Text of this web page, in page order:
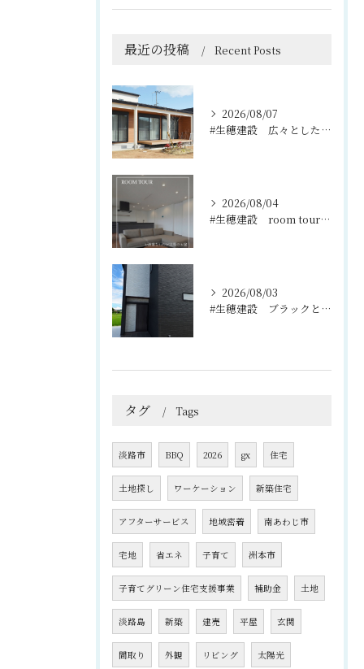
最近の投稿 Recent Posts
2026/08/07
#生穂建設 広々としたウッドデッキは、室内と庭を繋ぐ心地よい...
2026/08/04
#生穂建設 room tour🏠
2026/08/03
#生穂建設 ブラックとグレーのコントラストがスタイリッシュな...
タグ Tags
淡路市 BBQ 2026 gx 住宅
土地探し ワーケーション 新築住宅
アフターサービス 地域密着 南あわじ市
宅地 省エネ 子育て 洲本市
子育てグリーン住宅支援事業 補助金 土地
淡路島 新築 建売 平屋 玄関
間取り 外観 リビング 太陽光